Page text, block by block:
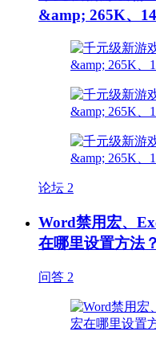
&amp; 265K、
论坛 2
Word禁用宏、
在哪里设置方法？
问答 2